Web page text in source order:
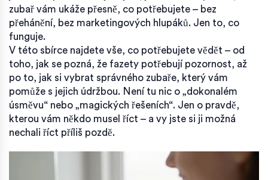
zubař vám ukáže přesně, co potřebujete – bez
přehánění, bez marketingových hlupáků. Jen to, co
funguje.
V této sbírce najdete vše, co potřebujete vědět – od
toho, jak se pozná, že fazety potřebují pozornost, až
po to, jak si vybrat správného zubaře, který vám
pomůže s jejich údržbou. Není tu nic o „dokonalém
úsměvu“ nebo „magických řešeních“. Jen o pravdě,
kterou vám někdo musel říct – a vy jste si ji možná
nechali říct příliš pozdě.